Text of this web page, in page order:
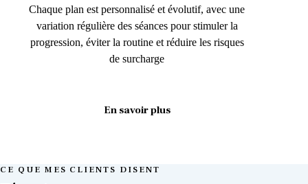
Chaque plan est personnalisé et évolutif, avec une
variation régulière des séances pour stimuler la
progression, éviter la routine et réduire les risques
de surcharge
En savoir plus
CE QUE MES CLIENTS DISENT